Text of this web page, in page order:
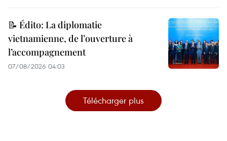
📝 Édito: La diplomatie
vietnamienne, de l’ouverture à
l’accompagnement
07/08/2026 04:03
Télécharger plus